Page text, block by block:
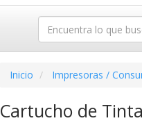
Inicio Impresoras /
Cartucho de